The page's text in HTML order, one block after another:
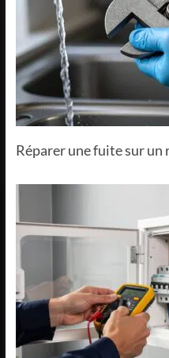
Réparer une fuite sur un